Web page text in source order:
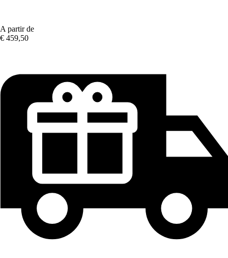
A partir de
€ 459,50